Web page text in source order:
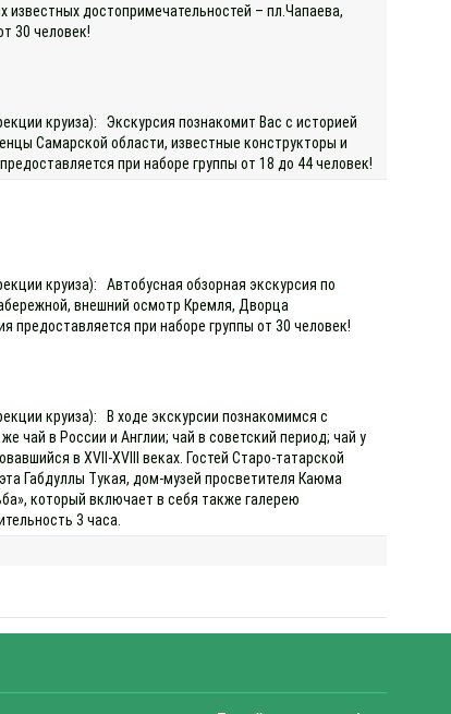
достопримечательностей – пл.Чапаева,
30 человек!
круиза): Экскурсия познакомит Вас с историей
Самарской области, известные конструкторы и
при наборе группы от 18 до 44 человек!
круиза): Автобусная обзорная экскурсия по
внешний осмотр Кремля, Дворца
при наборе группы от 30 человек!
круиза): В ходе экскурсии познакомимся с
чай в России и Англии; чай в советский период; чай у
в XVII-XVIII веках. Гостей Старо-татарской
Габдуллы Тукая, дом-музей просветителя Каюма
который включает в себя также галерею
3 часа.